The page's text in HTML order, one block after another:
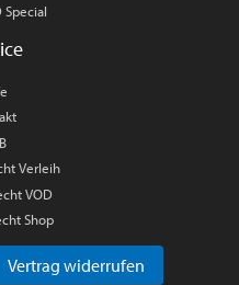
Special
Verleih
VOD
Shop
Vertrag widerrufen